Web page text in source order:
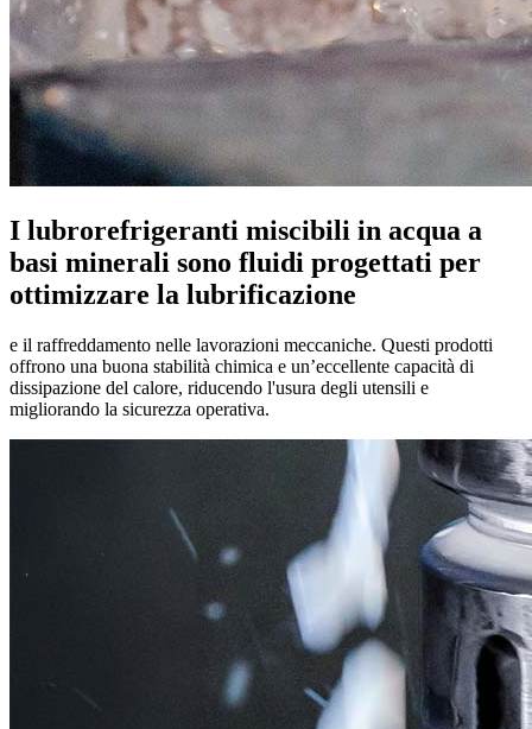
I lubrorefrigeranti miscibili in acqua a
basi minerali sono fluidi progettati per
ottimizzare la lubrificazione
e il raffreddamento nelle lavorazioni meccaniche. Questi prodotti
offrono una buona stabilità chimica e un’eccellente capacità di
dissipazione del calore, riducendo l'usura degli utensili e
migliorando la sicurezza operativa.